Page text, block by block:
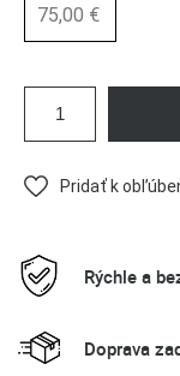
75,00 €
Pridať k
Rýchle a
Doprava